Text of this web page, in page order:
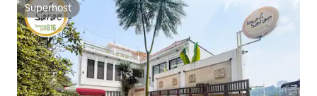
Superhost
Superhost